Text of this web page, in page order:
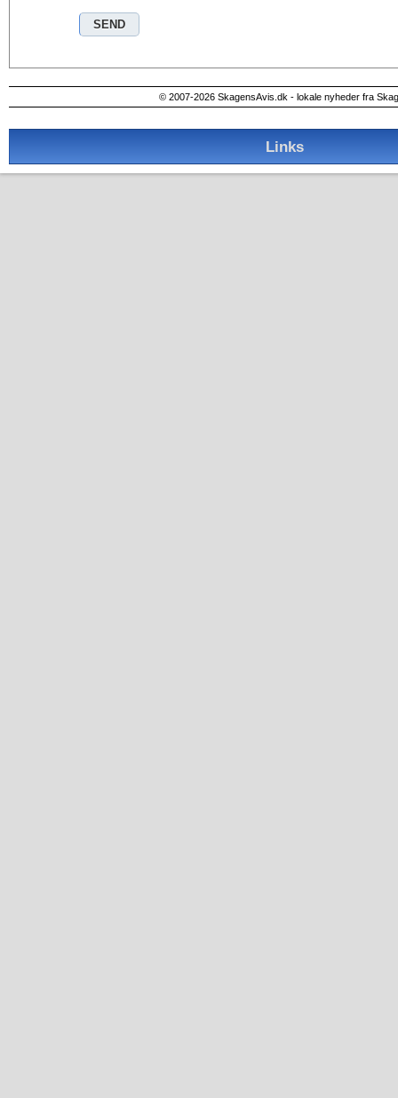
© 2007-2026 SkagensAvis.dk - lokale nyheder fra
Links